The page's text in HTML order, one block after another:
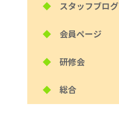
◆ スタッフブログ
◆ 会員ページ
◆ 研修会
◆ 総合